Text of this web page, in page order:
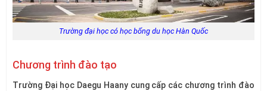
Trường đại học có học bổng du học Hàn Quốc
Chương trình đào tạo
Trường Đại học Daegu Haany cung cấp các chương trình đào